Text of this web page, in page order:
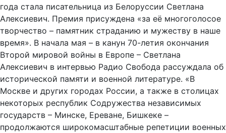
года стала писательница из Белоруссии Светлана
Алексиевич. Премия присуждена «за её многоголосое
творчество – памятник страданию и мужеству в наше
время». В начала мая – в канун 70-летия окончания
Второй мировой войны в Европе – Светлана
Алексиевич в интервью Радио Свобода рассуждала об
исторической памяти и военной литературе. «В
Москве и других городах России, а также в столицах
некоторых республик Содружества независимых
государств – Минске, Ереване, Бишкеке –
продолжаются широкомасштабные репетиции военных